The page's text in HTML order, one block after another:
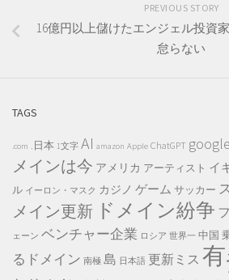
PREVIOUS STORY
16億円以上儲けたエンジェル投資
怠らない
TAGS
.com .日本 1文字 AI amazon Apple ChatGPT google
メインは今 アメリカ アーティスト イ
ル イーロン・マスク カジノ ゲーム サッカー
メイン更新 ドメイン紛争
ェーン ベンチャー企業 ロシア 世界一 中国
るドメイン 南極 島 日本語 更新ミス